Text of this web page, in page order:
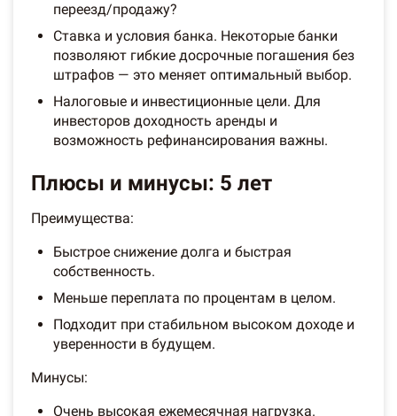
переезд/продажу?
Ставка и условия банка. Некоторые банки
позволяют гибкие досрочные погашения без
штрафов — это меняет оптимальный выбор.
Налоговые и инвестиционные цели. Для
инвесторов доходность аренды и
возможность рефинансирования важны.
Плюсы и минусы: 5 лет
Преимущества:
Быстрое снижение долга и быстрая
собственность.
Меньше переплата по процентам в целом.
Подходит при стабильном высоком доходе и
уверенности в будущем.
Минусы:
Очень высокая ежемесячная нагрузка.